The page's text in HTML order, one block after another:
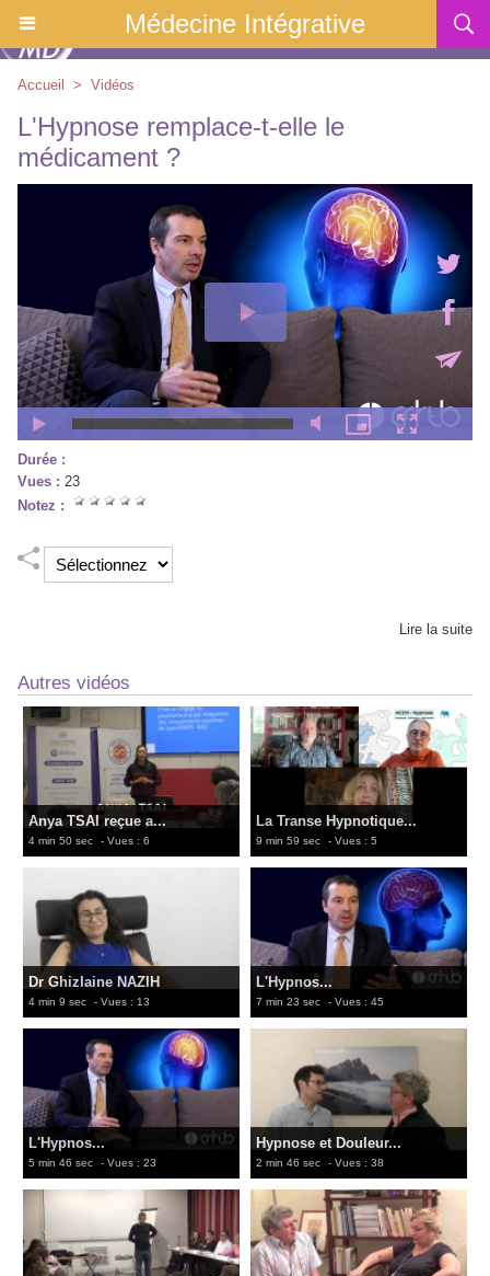
Médecine Intégrative
Accueil > Vidéos
L'Hypnose remplace-t-elle le
médicament ?
Durée :
Vues : 23
Notez :
Lire la suite
Autres vidéos
Anya TSAI reçue a...
4 min 50 sec - Vues : 6
La Transe Hypnotique...
9 min 59 sec - Vues : 5
Dr Ghizlaine NAZIH
4 min 9 sec - Vues : 13
L'Hypnos...
7 min 23 sec - Vues : 45
L'Hypnos...
5 min 46 sec - Vues : 23
Hypnose et Douleur...
2 min 46 sec - Vues : 38